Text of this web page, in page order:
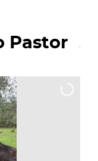
Pastor